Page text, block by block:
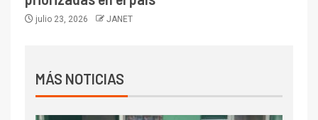
julio 23, 2026 JANET
MÁS NOTICIAS